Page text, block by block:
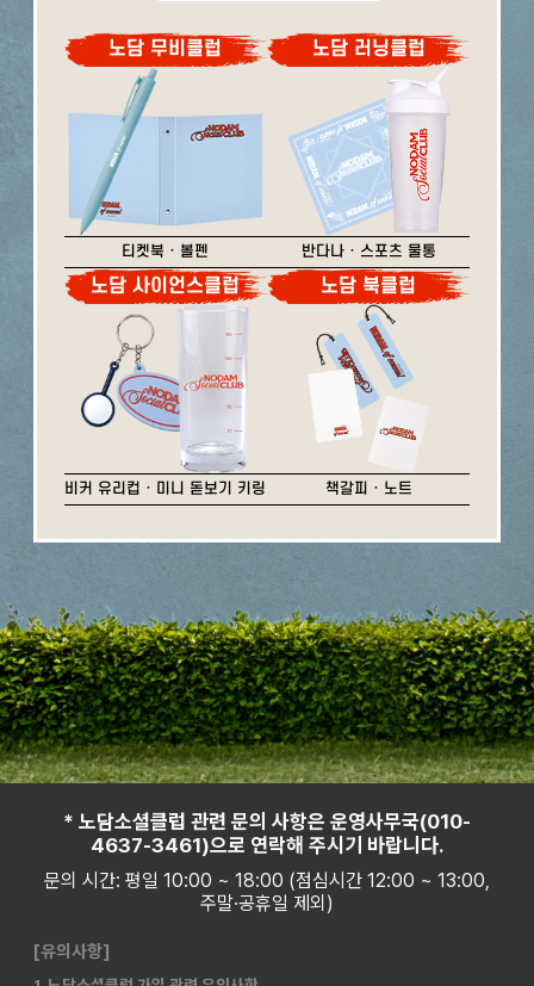
노담 무비클럽
티켓북 · 볼펜
노담 러닝클럽
반다나 · 스포츠 물통
노담 사이언스클럽
비커 유리컵 · 미니 돋보기 키링
노담 북클럽
책갈피 · 노트
* 노담소셜클럽 관련 문의 사항은 운영사무국(010-
4637-3461)으로 연락해 주시기 바랍니다.
문의 시간: 평일 10:00 ~ 18:00 (점심시간 12:00 ~ 13:00,
주말·공휴일 제외)
[유의사항]